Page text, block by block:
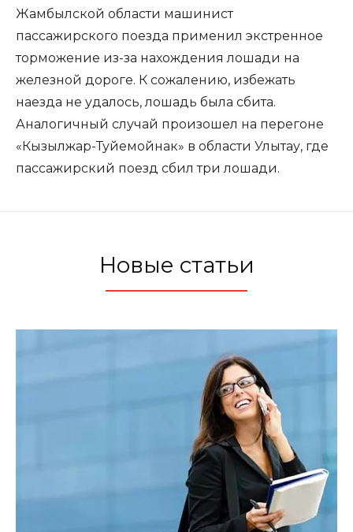
Жамбылской области машинист
пассажирского поезда применил экстренное
торможение из-за нахождения лошади на
железной дороге. К сожалению, избежать
наезда не удалось, лошадь была сбита.
Аналогичный случай произошел на перегоне
«Кызылжар-Туйемойнак» в области Улытау, где
пассажирский поезд сбил три лошади.
Новые статьи